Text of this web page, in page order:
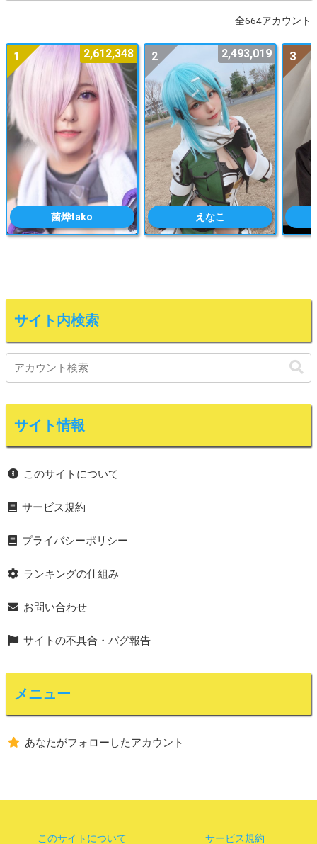
全664アカウント
菌烨tako
1 2,612,348
えなこ
2 2,493,019 3
サイト内検索
サイト情報
このサイトについて
サービス規約
プライバシーポリシー
ランキングの仕組み
お問い合わせ
サイトの不具合・バグ報告
メニュー
あなたがフォローしたアカウント
このサイトについて サービス規約